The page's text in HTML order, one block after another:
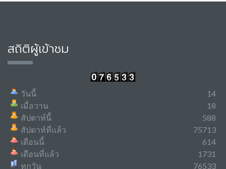
สถิติผู้เข้าชม
วันนี้
เมื่อวาน
สัปดาห์นี้
สัปดาห์ที่แล้ว
เดือนนี้
เดือนที่แล้ว
ทุกวัน
14
18
588
75713
614
1731
76533